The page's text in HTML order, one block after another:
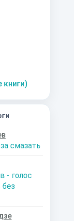
книги)
смазать
- голос
без
На темной
стороне
(Невернувшийся-4